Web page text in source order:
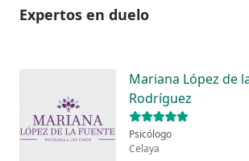
Expertos en duelo
Mariana López de
Rodríguez
Psicólogo
Celaya